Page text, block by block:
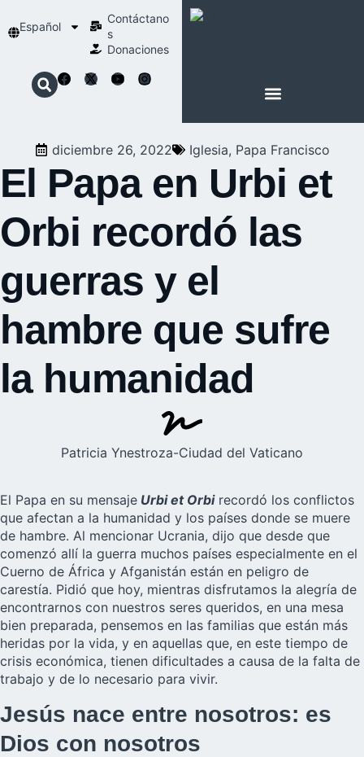
Español
Contáctano
s
Donaciones
diciembre 26, 2022 Iglesia, Papa Francisco
El Papa en Urbi et
Orbi recordó las
guerras y el
hambre que sufre
la humanidad
Patricia Ynestroza-Ciudad del Vaticano
El Papa en su mensaje Urbi et Orbirecordó los conflictos
que afectan a la humanidad y los países donde se muere
de hambre. Al mencionar Ucrania, dijo que desde que
comenzó allí la guerra muchos países especialmente en el
Cuerno de África y Afganistán están en peligro de
carestía. Pidió que hoy, mientras disfrutamos la alegría de
encontrarnos con nuestros seres queridos, en una mesa
bien preparada, pensemos en las familias que están más
heridas por la vida, y en aquellas que, en este tiempo de
crisis económica, tienen dificultades a causa de la falta de
trabajo y de lo necesario para vivir.
Jesús nace entre nosotros: es
Dios con nosotros